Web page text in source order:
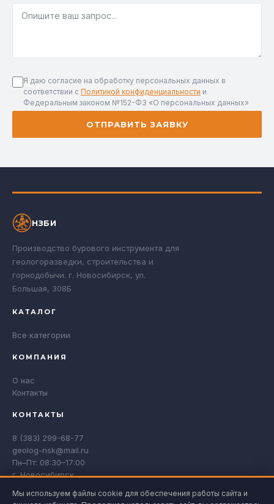
Мы используем файлы cookie для обеспечения работы сайта и
Я даю согласие на обработку персональных данных в
соответствии с Политикой конфиденциальности и
Федеральным законом №152-ФЗ «О персональных данных»
ОТПРАВИТЬ ЗАЯВКУ
НЗБИ
Производство бурового инструмента для
геологоразведки, строительства и
горнодобычи. г. Новосибирск, ул.
Большая, 308Б
КАТАЛОГ
Все категории
КОМПАНИЯ
О нас
Контакты
КОНТАКТЫ
8 (383) 299-68-77
geolog-nsk@mail.ru
Пн–Пт: 08:30–17:00
г. Новосибирск